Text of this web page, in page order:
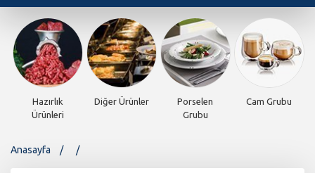
Hazırlık
Ürünleri
Diğer Ürünler
Porselen
Grubu
Cam Grubu
Anasayfa